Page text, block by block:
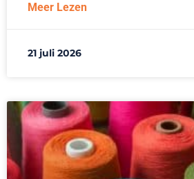
Meer Lezen
21 juli 2026